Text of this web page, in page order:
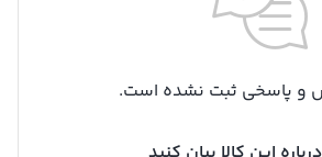
و پاسخی ثبت نشده است.